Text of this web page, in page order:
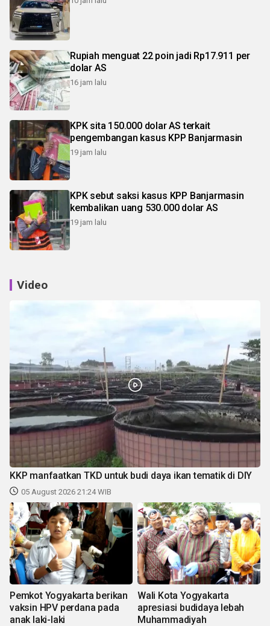
Rupiah menguat 22 poin jadi Rp17.911 per
dolar AS
16 jam lalu
KPK sita 150.000 dolar AS terkait
pengembangan kasus KPP Banjarmasin
19 jam lalu
KPK sebut saksi kasus KPP Banjarmasin
kembalikan uang 530.000 dolar AS
19 jam lalu
Video
KKP manfaatkan TKD untuk budi daya ikan tematik di DIY
05 August 2026 21:24 WIB
Pemkot Yogyakarta berikan
vaksin HPV perdana pada
anak laki-laki
Wali Kota Yogyakarta
apresiasi budidaya lebah
Muhammadiyah